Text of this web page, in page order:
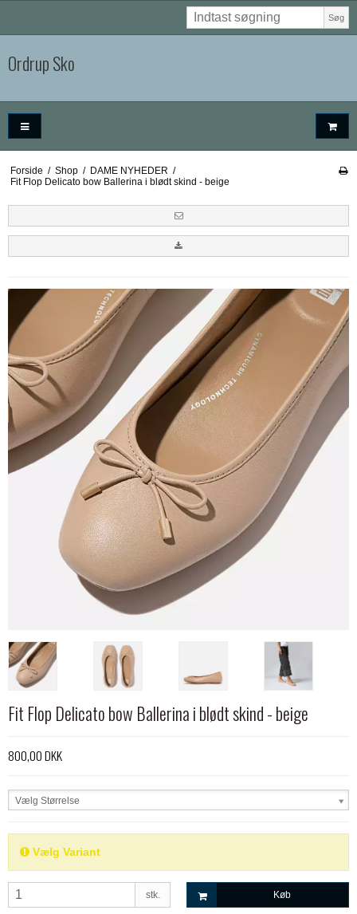
Søg
Ordrup Sko
Forside / Shop / DAME NYHEDER /
Fit Flop Delicato bow Ballerina i blødt skind - beige
Fit Flop Delicato bow Ballerina i blødt skind - beige
800,00 DKK
Vælg Størrelse
Vælg Variant
stk. Køb